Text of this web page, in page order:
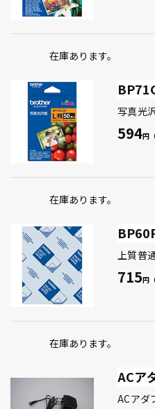
在庫あります。
写真光
594
在庫あります。
上質普
715
在庫あります。
ACア
ACアダ